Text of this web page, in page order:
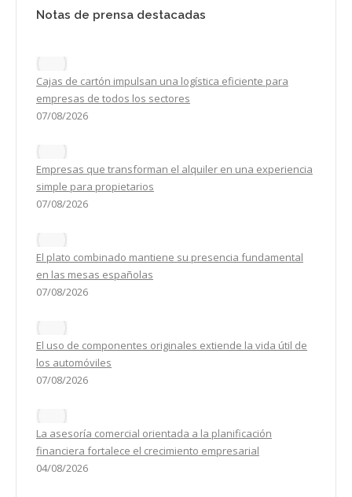
Notas de prensa destacadas
Cajas de cartón impulsan una logística eficiente para
empresas de todos los sectores
07/08/2026
Empresas que transforman el alquiler en una experiencia
simple para propietarios
07/08/2026
El plato combinado mantiene su presencia fundamental
en las mesas españolas
07/08/2026
El uso de componentes originales extiende la vida útil de
los automóviles
07/08/2026
La asesoría comercial orientada a la planificación
financiera fortalece el crecimiento empresarial
04/08/2026